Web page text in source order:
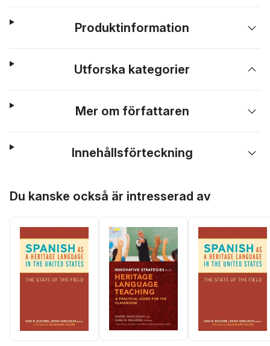
Produktinformation
Utforska kategorier
Mer om författaren
Innehållsförteckning
Du kanske också är intresserad av